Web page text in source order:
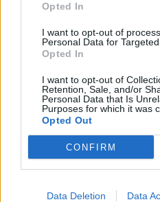
Opted In
I want to opt-out of
Personal Data for Targeted
Opted In
I want to opt-out of
Retention, Sale, and/or
Personal Data that Is
Purposes for which it was
Opted Out
CONFIRM
Data Deletion Data
Aleksander
kaukaloon
divisioonassa
50
Kanada –
ottelun